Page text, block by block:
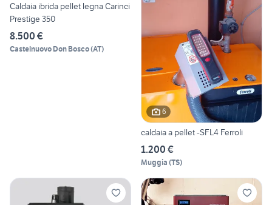
Caldaia ibrida pellet legna Carinci
Prestige 350
8.500 €
Castelnuovo Don Bosco(AT)
6
caldaia a pellet -SFL4 Ferroli
1.200 €
Muggia (TS)